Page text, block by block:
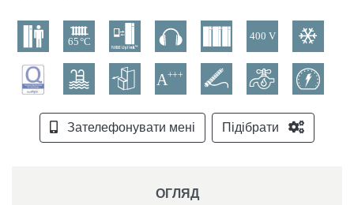
Зателефонувати мені Підібрати
ОГЛЯД